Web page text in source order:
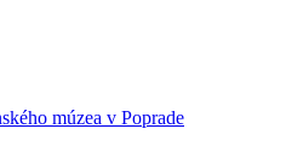
múzea v Poprade